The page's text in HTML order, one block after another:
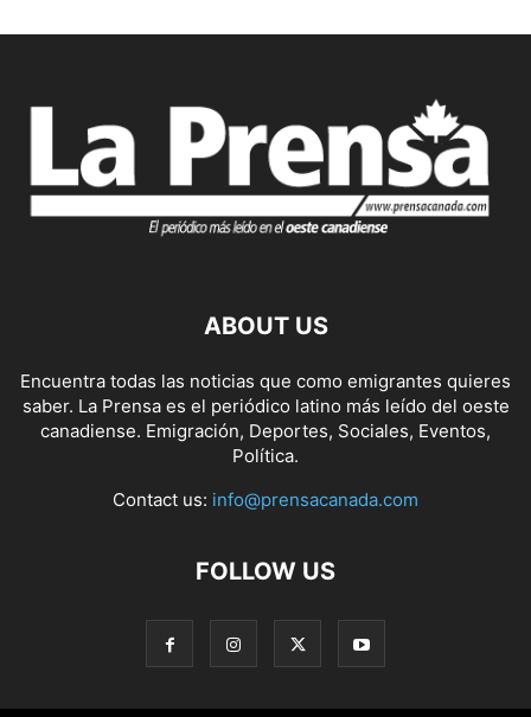
ABOUT US
Encuentra todas las noticias que como emigrantes quieres
saber. La Prensa es el periódico latino más leído del oeste
canadiense. Emigración, Deportes, Sociales, Eventos,
Política.
Contact us: info@prensacanada.com
FOLLOW US